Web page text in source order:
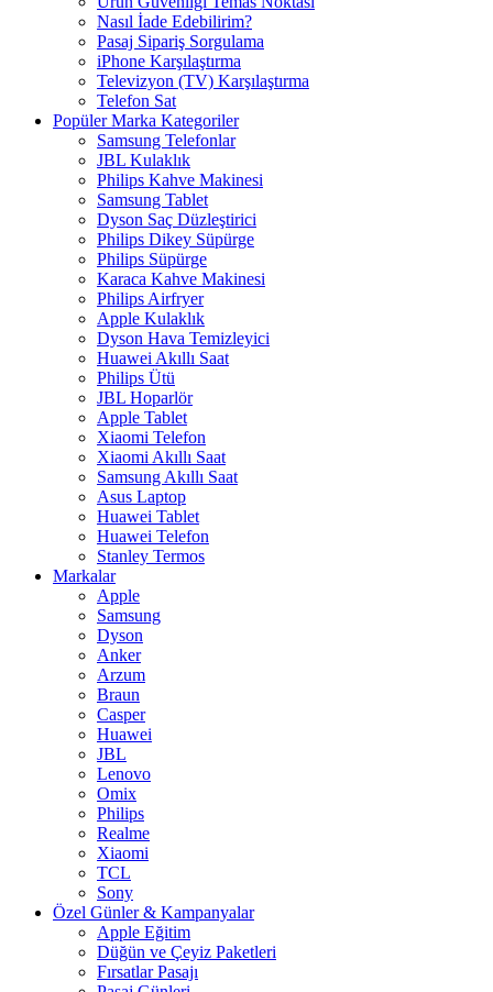
Nasıl İade Edebilirim?
Pasaj Sipariş Sorgulama
iPhone Karşılaştırma
Televizyon (TV) Karşılaştırma
Telefon Sat
Popüler Marka Kategoriler
Samsung Telefonlar
JBL Kulaklık
Philips Kahve Makinesi
Samsung Tablet
Dyson Saç Düzleştirici
Philips Dikey Süpürge
Philips Süpürge
Karaca Kahve Makinesi
Philips Airfryer
Apple Kulaklık
Dyson Hava Temizleyici
Huawei Akıllı Saat
Philips Ütü
JBL Hoparlör
Apple Tablet
Xiaomi Telefon
Xiaomi Akıllı Saat
Samsung Akıllı Saat
Asus Laptop
Huawei Tablet
Huawei Telefon
Stanley Termos
Markalar
Apple
Samsung
Dyson
Anker
Arzum
Braun
Casper
Huawei
JBL
Lenovo
Omix
Philips
Realme
Xiaomi
TCL
Sony
Özel Günler & Kampanyalar
Apple Eğitim
Düğün ve Çeyiz Paketleri
Fırsatlar Pasajı